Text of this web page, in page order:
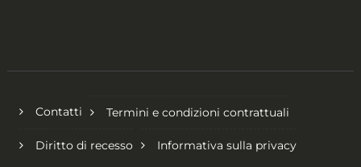
Contatti Termini e condizioni contrattuali
Diritto di recesso Informativa sulla privacy